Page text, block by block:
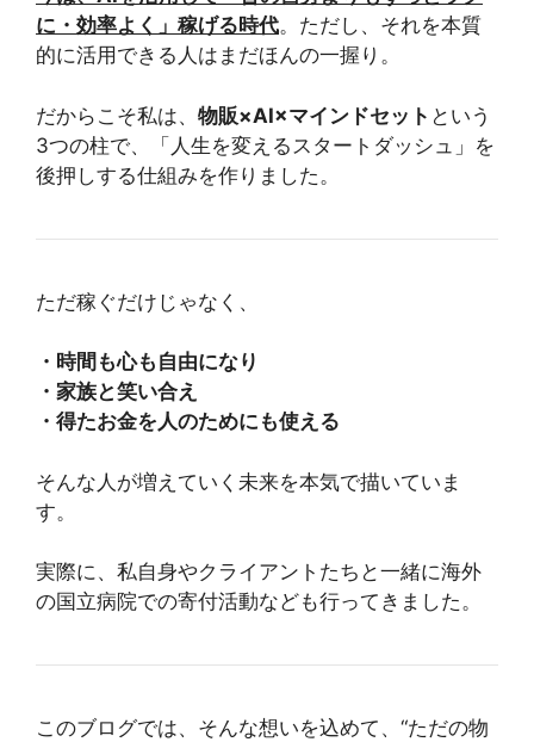
に・効率よく」稼げる時代。ただし、それを本質
的に活用できる人はまだほんの一握り。
だからこそ私は、 物販×AI×マインドセット という
3つの柱で、「人生を変えるスタートダッシュ」を
後押しする仕組みを作りました。
ただ稼ぐだけじゃなく、
・時間も心も自由になり
・家族と笑い合え
・得たお金を人のためにも使える
そんな人が増えていく未来を本気で描いていま
す。
実際に、私自身やクライアントたちと一緒に海外
の国立病院での寄付活動なども行ってきました。
このブログでは、そんな想いを込めて、“ただの物